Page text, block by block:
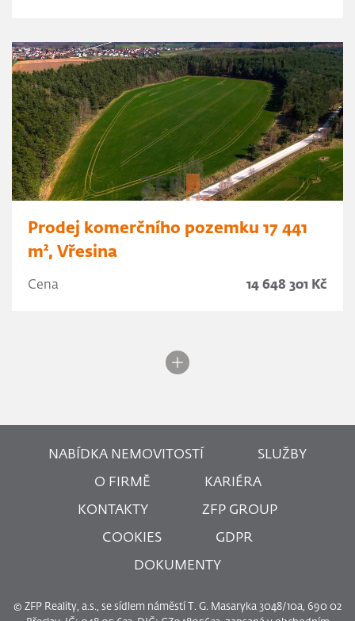
Prodej komerčního pozemku 17 441
m², Vřesina
Cena 14 648 301 Kč
NABÍDKA NEMOVITOSTÍ SLUŽBY
O FIRMĚ KARIÉRA
KONTAKTY ZFP GROUP
COOKIES GDPR
DOKUMENTY
© ZFP Reality, a.s., se sídlem náměstí T. G. Masaryka 3048/10a, 690 02